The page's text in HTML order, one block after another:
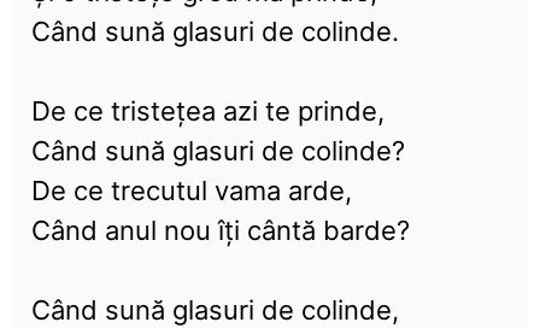
Când sună glasuri de colinde.
De ce tristețea azi te prinde,
Când sună glasuri de colinde?
De ce trecutul vama arde,
Când anul nou îți cântă barde?
Când sună glasuri de colinde,